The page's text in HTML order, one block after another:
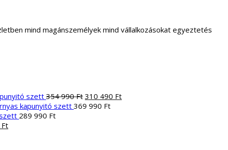
mind magánszemélyek mind vállalkozásokat egyeztetés
szett 354 990Ft Original
price
310 490 FtCurrent
kapunyitó szett 369 990 Ft
289 990 Ft
FtCurrent